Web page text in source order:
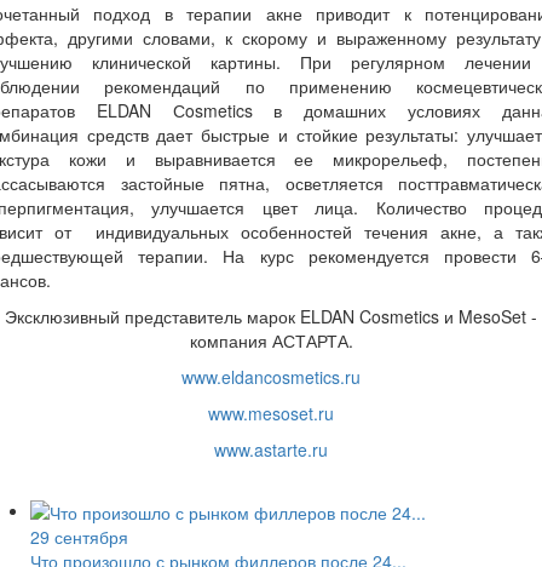
подход в терапии акне приводит к
другими словами, к скорому и выраженному
клинической картины. При регулярном
рекомендаций по применению
ELDAN Сosmetics в домашних условиях
средств дает быстрые и стойкие результаты:
кожи и выравнивается ее микрорельеф,
застойные пятна, осветляется
улучшается цвет лица. Количество
от индивидуальных особенностей течения акне, а
терапии. На курс рекомендуется провести
Эксклюзивный представитель марок ELDAN Cosmetics и MesoSet -
компания АСТАРТА.
www.eldancosmetics.ru
www.mesoset.ru
www.astarte.ru
29 сентября
Что произошло с рынком филлеров после 24...